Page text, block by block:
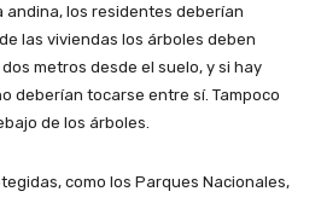
andina, los residentes deberían
las viviendas los árboles deben
metros desde el suelo, y si hay
deberían tocarse entre sí. Tampoco
de los árboles.
como los Parques Nacionales,